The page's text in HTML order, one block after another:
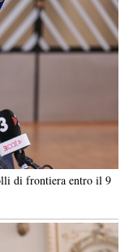
di frontiera entro il 9